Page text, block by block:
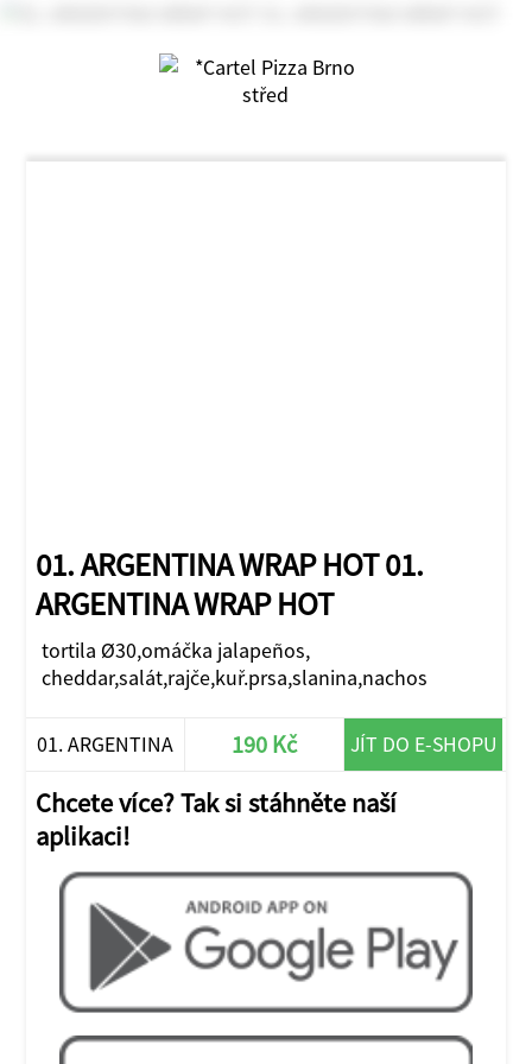
01. ARGENTINA WRAP HOT 01.
ARGENTINA WRAP HOT
tortila Ø30,omáčka jalapeños,
cheddar,salát,rajče,kuř.prsa,slanina,nachos
01. ARGENTINA
WRAP HOT
190 Kč JÍT DO E-SHOPU
Chcete více? Tak si stáhněte naší
aplikaci!